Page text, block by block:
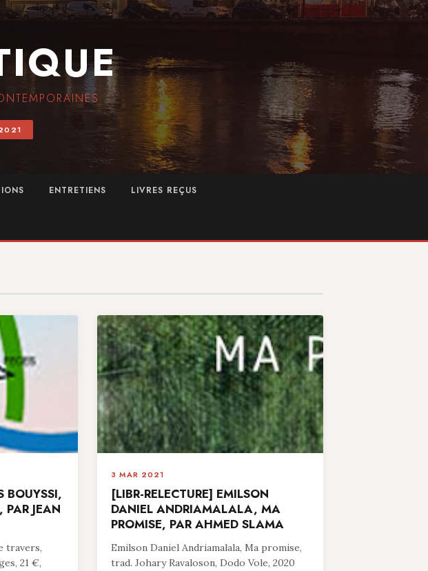
ENTRETIENS LIVRES REÇUS
BOUYSSI,
PAR JEAN
travers,
21 €,
3 MAR 2021
[LIBR-RELECTURE] EMILSON
DANIEL ANDRIAMALALA, MA
PROMISE, PAR AHMED SLAMA
Emilson Daniel Andriamalala, Ma promise,
trad. Johary Ravaloson, Dodo Vole, 2020